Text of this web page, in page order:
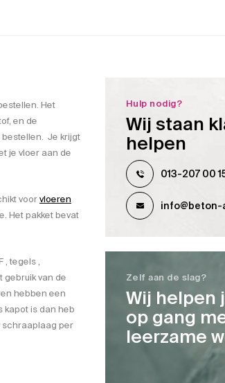
Het
en de
Je krijgt
je vloer aan de
voorvloeren
Het pakket bevat
, tegels ,
van de
hebben een
kapot is dan heb
schraaplaag per
Hulp nodig?
Wij staan
helpen
013-207 00
info@beton-
Zelf aan de slag?
Wij helpen
op gang
leerzame